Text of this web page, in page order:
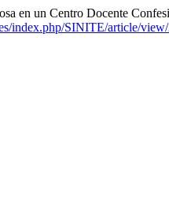
en un Centro Docente
index.php/SINITE/article/